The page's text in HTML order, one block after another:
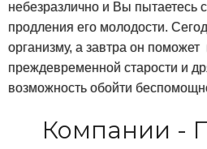
небезразлично и Вы пытаетесь
продления его молодости.
организму, а завтра он поможет
преждевременной старости и
возможность обойти
Компании -